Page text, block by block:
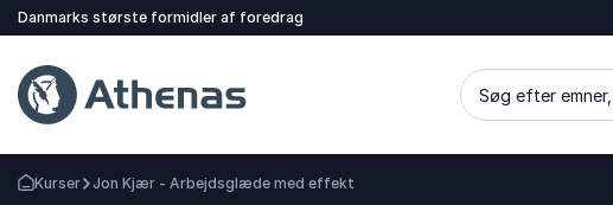
Danmarks største formidler af foredrag
Søg efter
Tilbage til forsiden
Kurser Jon Kjær - Arbejdsglæde med effekt